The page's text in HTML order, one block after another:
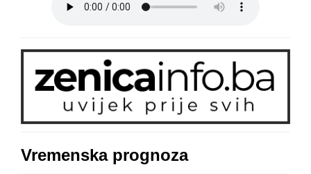
Vremenska prognoza